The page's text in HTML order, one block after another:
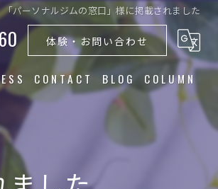
「パーソナルジムの窓口」様に掲載されました
体験・お問い合わせ
CONTACT BLOG COLUMN